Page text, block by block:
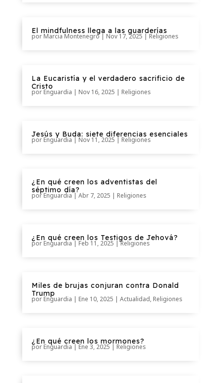
El mindfulness llega a las guarderías
por Marcia Montenegro| Nov 17, 2025 | Religiones
La Eucaristía y el verdadero sacrificio de
Cristo
por Enguardia | Nov 16, 2025 | Religiones
Jesús y Buda: siete diferencias esenciales
por Enguardia | Nov 11, 2025 | Religiones
¿En qué creen los adventistas del
séptimo día?
por Enguardia | Abr 7, 2025 | Religiones
¿En qué creen los Testigos de Jehová?
por Enguardia | Feb 11, 2025 |Religiones
Miles de brujas conjuran contra Donald
Trump
por Enguardia | Ene 10, 2025 | Actualidad, Religiones
¿En qué creen los mormones?
por Enguardia | Ene 3, 2025 | Religiones